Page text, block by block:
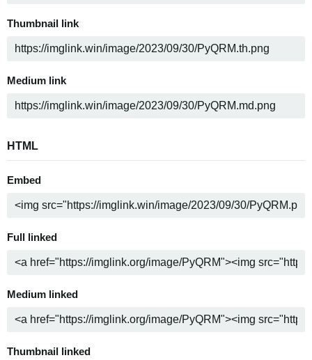
Thumbnail link
Medium link
HTML
Embed
Full linked
Medium linked
Thumbnail linked